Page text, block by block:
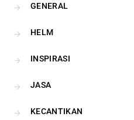
GENERAL
HELM
INSPIRASI
JASA
KECANTIKAN